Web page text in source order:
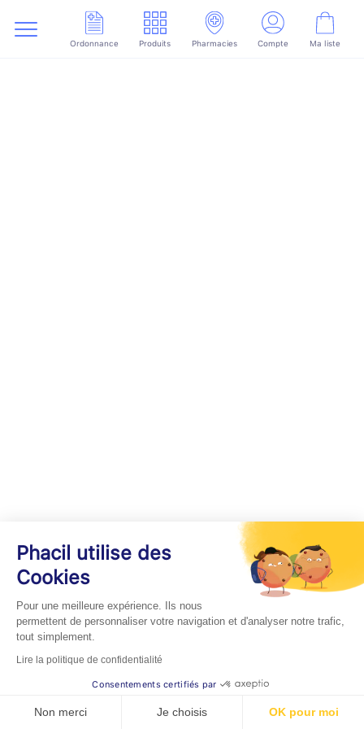
Ordonnance Produits Pharmacies Compte Ma liste
Phacil utilise des
Cookies
Pour une meilleure expérience. Ils nous
permettent de personnaliser votre navigation et d'analyser notre trafic,
tout simplement.
Lire la politique de confidentialité
Consentements certifiés par
Non merci Je choisis OK pour moi